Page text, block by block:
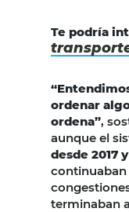
Te podría
ordenar
ordena”,
aunque el
desde 2017
terminaban